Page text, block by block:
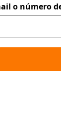
o número